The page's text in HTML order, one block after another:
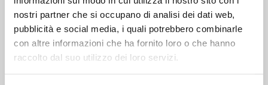
nostri partner che si occupano di analisi dei dati web,
pubblicità e social media, i quali potrebbero combinarle
con altre informazioni che ha fornito loro o che hanno
raccolto dal suo utilizzo dei loro servizi.